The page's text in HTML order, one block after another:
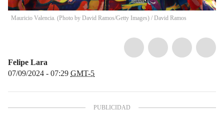
Mauricio Valencia. (Photo by David Ramos/Getty Images) / David Ramos
Felipe Lara
07/09/2024 - 07:29 GMT-5